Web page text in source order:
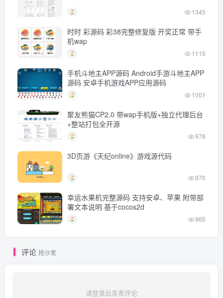
1345
时时 彩源码 彩38完整修复版 开奖正常 带手
机wap
1115
手机斗地主APP源码 Android手游斗地主APP
源码 安卓手机游戏APP应用源码
1001
聚友熊猫CP2.0 带wap手机版+独立代理后台
+整站打包全开源
978
3D页游《天纪online》游戏源代码
970
幸运水果机完整源码 支持安卓、苹果 附带部
署文本说明 基于cocos2d
965
评论 抢沙发
请登录后发表评论